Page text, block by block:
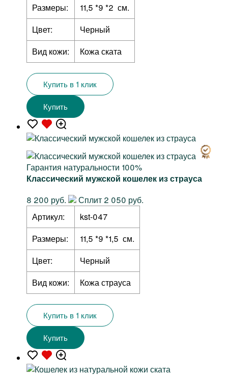
Размеры:
11,5 *9 *2 см.
Цвет:
Черный
Вид кожи:
Кожа ската
Купить в 1 клик
Купить
Гарантия натуральности 100%
Классический мужской кошелек из страуса
8 200 руб.
Сплит 2 050 руб.
Артикул:
kst-047
Размеры:
11,5 *9 *1,5 см.
Цвет:
Черный
Вид кожи:
Кожа страуса
Купить в 1 клик
Купить